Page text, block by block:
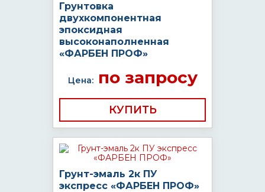
Грунтовка
двухкомпонентная
эпоксидная
высоконаполненная
«ФАРБЕН ПРОФ»
Цена:по запросу
КУПИТЬ
Грунт-эмаль 2к ПУ
экспресс «ФАРБЕН ПРОФ»